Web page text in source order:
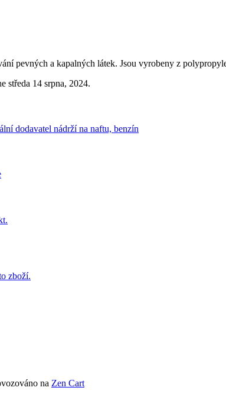
pevných a kapalných látek. Jsou vyrobeny z
středa 14 srpna, 2024.
na Zen Cart